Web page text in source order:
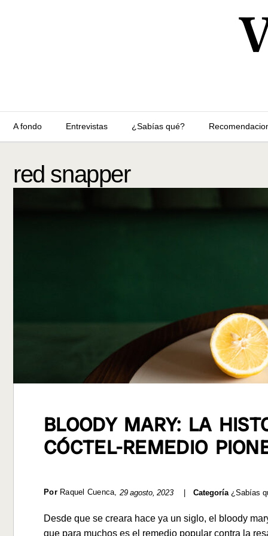
A fondo Entrevistas ¿Sabías qué?
red snapper
BLOODY MARY: LA
CÓCTEL-REMEDIO
Por Raquel Cuenca 29 agosto, 2023 | Categoría ¿Sabías
Desde que se creara hace ya un siglo, el bloody
que para muchos es el remedio popular contra la